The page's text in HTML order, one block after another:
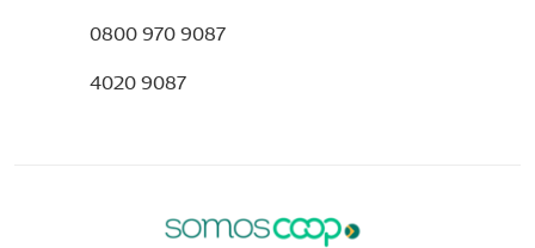
0800 970 9087
4020 9087